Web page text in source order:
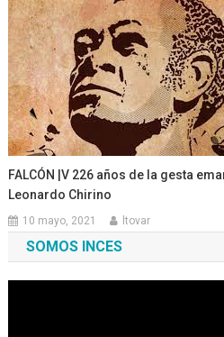
FALCÓN |V 226 años de la gesta
Leonardo Chirino
10 mayo, 2021 ltovar
SOMOS INCES